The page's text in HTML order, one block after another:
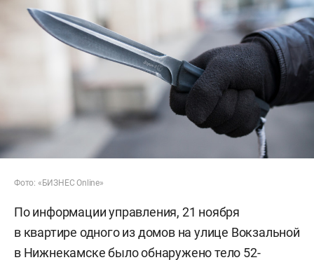
Фото: «БИЗНЕС Online»
По информации управления, 21 ноября
в квартире одного из домов на улице Вокзальной
в Нижнекамске было обнаружено тело 52-